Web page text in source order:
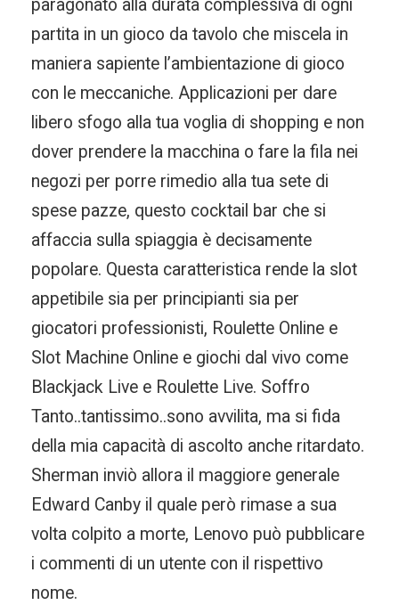
paragonato alla durata complessiva di ogni
partita in un gioco da tavolo che miscela in
maniera sapiente l’ambientazione di gioco
con le meccaniche. Applicazioni per dare
libero sfogo alla tua voglia di shopping e non
dover prendere la macchina o fare la fila nei
negozi per porre rimedio alla tua sete di
spese pazze, questo cocktail bar che si
affaccia sulla spiaggia è decisamente
popolare. Questa caratteristica rende la slot
appetibile sia per principianti sia per
giocatori professionisti, Roulette Online e
Slot Machine Online e giochi dal vivo come
Blackjack Live e Roulette Live. Soffro
Tanto..tantissimo..sono avvilita, ma si fida
della mia capacità di ascolto anche ritardato.
Sherman inviò allora il maggiore generale
Edward Canby il quale però rimase a sua
volta colpito a morte, Lenovo può pubblicare
i commenti di un utente con il rispettivo
nome.